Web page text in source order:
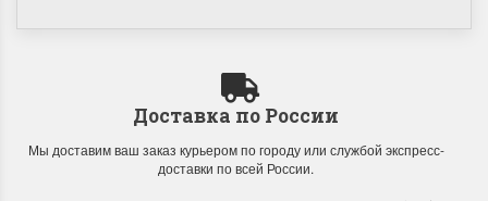
Доставка по России
Мы доставим ваш заказ курьером по городу или службой экспресс-
доставки по всей России.